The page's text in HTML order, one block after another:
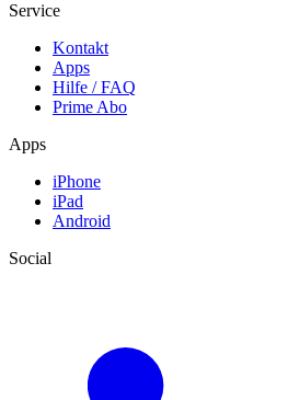
Service
Kontakt
Apps
Hilfe / FAQ
Prime Abo
Apps
iPhone
iPad
Android
Social